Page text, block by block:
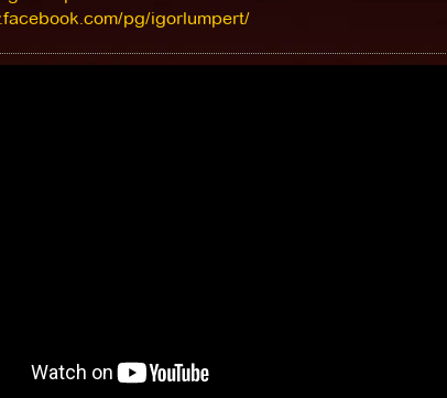
pg/igorlumpert/